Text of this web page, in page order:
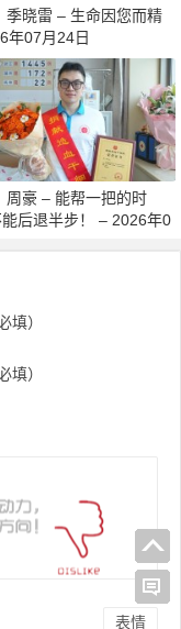
季晓雷 – 生命因您而精
年07月24日
周豪 – 能帮一把的时
后退半步！ – 2026年0
填）
填）
表情